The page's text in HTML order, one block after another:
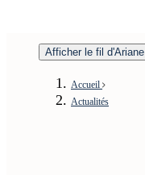
Afficher le fil d'Ariane
Accueil
Actualités